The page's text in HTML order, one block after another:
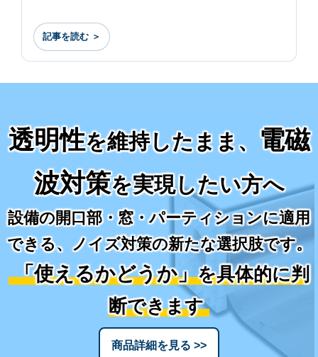
記事を読む ＞
透明性を維持したまま、 電磁
波対策を実現したい方へ
設備の開口部・窓・パーティションに適用
できる、ノイズ対策の新たな選択肢です。
「使えるかどうか」を具体的に判
断できます
商品詳細を見る >>